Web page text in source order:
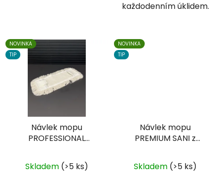
každodenním úklidem.
NOVINKA
TIP
Návlek mopu
PROFESSIONAL
univerzální uchycení
Skladem (>5 ks)
NOVINKA
TIP
Návlek mopu
PREMIUM SANI z
univerzální uchycení
Skladem (>5 ks)